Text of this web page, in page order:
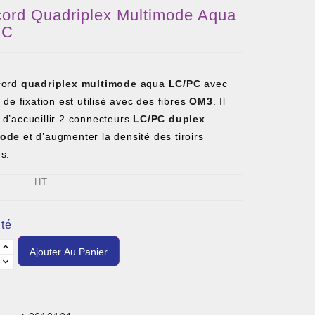
Quadriplex Multimode Aqua
quadriplex multimode aqua LC/PC avec
de fixation est utilisé avec des fibresOM3 . Il
2 connecteurs LC/PC duplex
et d’augmenter la densité des tiroirs
HT
Ajouter Au Panier